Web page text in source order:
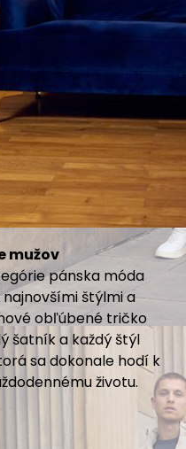
mužov
pánska móda
štýlmi a
obľúbené tričko
šatník a každý štýl
sa dokonale hodí k
životu.